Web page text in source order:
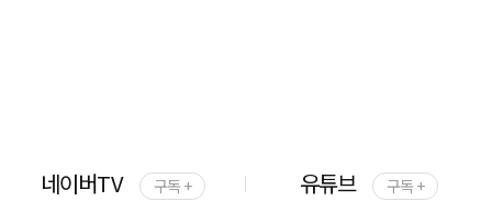
네이버TV 구독 + 유튜브 구독 +